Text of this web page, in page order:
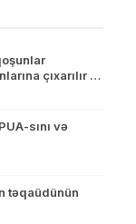
çıxarılır –
sını və
təqaüdünün